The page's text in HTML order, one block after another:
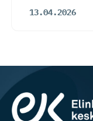
13.04.2026